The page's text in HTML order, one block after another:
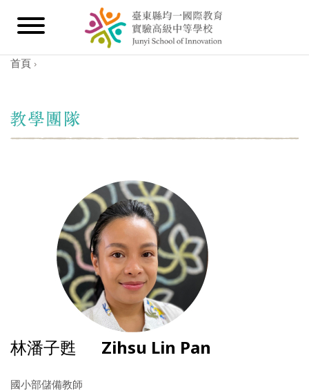
首頁 ›
林潘子甦 Zihsu Lin Pan
國小部儲備教師